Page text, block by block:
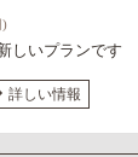
)
しいプランです
詳しい情報